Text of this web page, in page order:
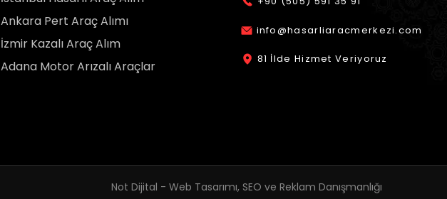
Ankara Pert Araç Alımı
İzmir Kazalı Araç Alım
Adana Motor Arızalı Araçlar
info@hasarliaracmerkezi.com
81 İlde Hizmet Veriyoruz
Not Dijital - Web Tasarımı, SEO ve Reklam Danışmanlığı